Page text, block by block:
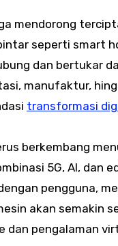
mendorong
seperti smart
dan bertukar
manufaktur,
transformasi
berkembang
5G, AI, dan
pengguna,
akan semakin
pengalaman